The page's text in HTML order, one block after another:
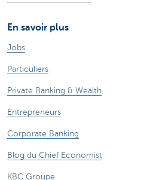
En savoir plus
Jobs
Particuliers
Private Banking & Wealth
Entrepreneurs
Corporate Banking
Blog du Chief Economist
KBC Groupe